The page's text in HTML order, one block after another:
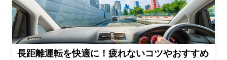
長距離運転を快適に！疲れないコツやおすすめ